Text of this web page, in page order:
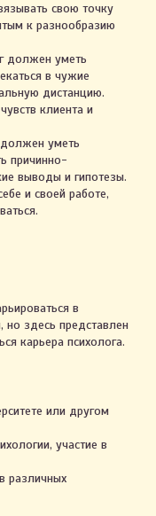
свою точку
к разнообразию
должен уметь
в чужие
дистанцию.
клиента и
уметь
причинно-
выводы и гипотезы.
и своей работе,
в
но здесь представлен
карьера психолога.
или другом
участие в
различных